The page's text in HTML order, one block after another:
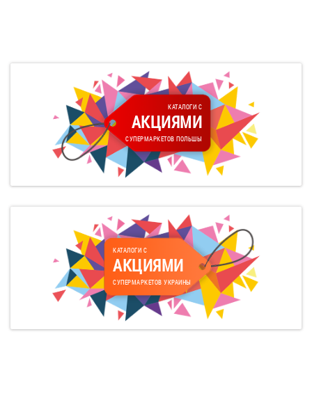
КАТАЛОГИ С
АКЦИЯМИ
СУПЕРМАРКЕТОВ ПОЛЬШЫ
КАТАЛОГИ С
АКЦИЯМИ
СУПЕРМАРКЕТОВ УКРАИНЫ